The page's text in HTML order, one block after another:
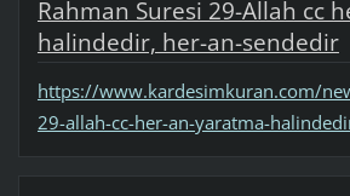
Rahman Suresi 29-Allah cc
halindedir, her-an-sendedir
https://www.kardesimkuran.com/
29-allah-cc-her-an-yaratma-